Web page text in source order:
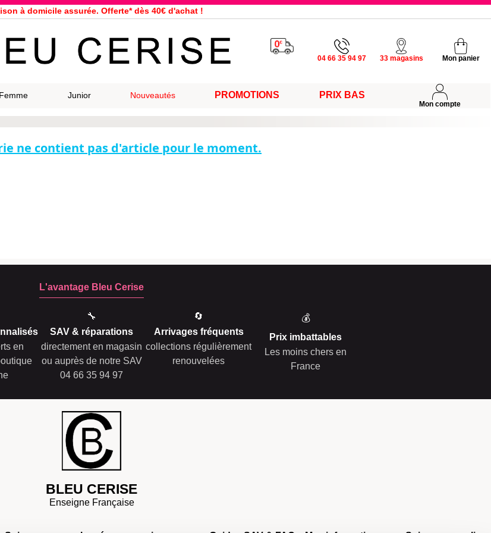
à domicile assurée. Offerte* dès 40€ d'achat !
pour toutes commandes passées avant 12h, du lundi au vendredi
répartis dans la France. Un à proximité de chez vous ?
04 66 35 94 97 33 magasins Mon panier
Femme Junior Nouveautés PROMOTIONS PRIX BAS
Mon compte
ne contient pas d'article pour le moment.
L'avantage Bleu Cerise
en
🔧
SAV & réparations
directement en magasin
ou auprès de notre SAV
04 66 35 94 97
🔄
Arrivages fréquents
collections régulièrement
renouvelées
💰
Prix imbattables
Les moins chers en
France
BLEU CERISE
Enseigne Française